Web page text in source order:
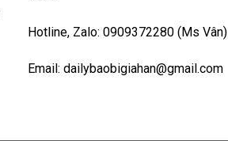
Hotline, Zalo: 0909372280 (Ms Vân)
Email: dailybaobigiahan@gmail.com